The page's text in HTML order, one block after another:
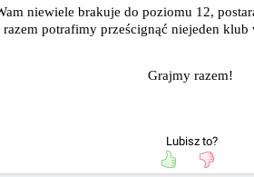
niewiele brakuje do poziomu 12,
razem potrafimy prześcignąć niejeden klub
Grajmy razem!
Lubisz to?